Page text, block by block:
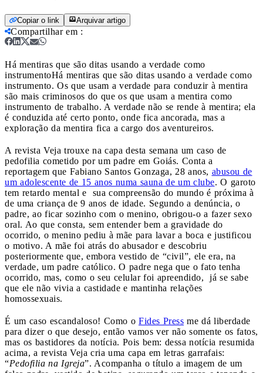
Copiar o link Arquivar artigo
Compartilhar em :
Há mentiras que são ditas usando a verdade como
instrumentoHá mentiras que são ditas usando a verdade como
instrumento. Os que usam a verdade para conduzir à mentira
são mais criminosos do que os que usam a mentira como
instrumento de trabalho. A verdade não se rende à mentira; ela
é conduzida até certo ponto, onde fica ancorada, mas a
exploração da mentira fica a cargo dos aventureiros.
A revista Veja trouxe na capa desta semana um caso de
pedofilia cometido por um padre em Goiás. Conta a
reportagem que Fabiano Santos Gonzaga, 28 anos, abusou de
um adolescente de 15 anos numa sauna de um clube. O garoto
tem retardo mental e sua compreensão do mundo é próxima à
de uma criança de 9 anos de idade. Segundo a denúncia, o
padre, ao ficar sozinho com o menino, obrigou-o a fazer sexo
oral. Ao que consta, sem entender bem a gravidade do
ocorrido, o menino pediu à mãe para lavar a boca e justificou
o motivo. A mãe foi atrás do abusador e descobriu
posteriormente que, embora vestido de “civil”, ele era, na
verdade, um padre católico. O padre nega que o fato tenha
ocorrido, mas, como o seu celular foi apreendido, já se sabe
que ele não vivia a castidade e mantinha relações
homossexuais.
É um caso escandaloso! Como o Fides Press me dá liberdade
para dizer o que desejo, então vamos ver não somente os fatos,
mas os bastidores da notícia. Pois bem: dessa notícia resumida
acima, a revista Veja cria uma capa em letras garrafais:
“Pedofilia na Igreja”. Acompanha o título a imagem de um